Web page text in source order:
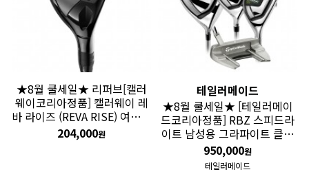
★8월 쿨세일★ 리퍼브[캘러
웨이코리아정품] 캘러웨이 레
바 라이즈 (REVA RISE) 여성용
4번 유틸리티 우드 GF
204,000원
테일러메이드
★8월 쿨세일★ [테일러메이
드코리아정품] RBZ 스피드라
이트 남성용 그라파이트 클럽
세트 여성용캐디백증정 GF
950,000원
테일러메이드